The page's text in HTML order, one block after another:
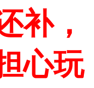
补，
心玩